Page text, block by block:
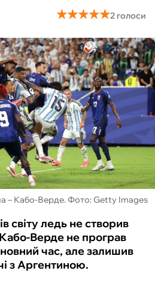
★★★★★
★★★★★2 голоси
– Кабо-Верде. Фото: Getty Images
світу ледь не створив
Верде не програв
час, але залишив
з Аргентиною.